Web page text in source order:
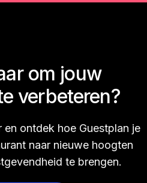
om jouw
verbeteren?
ontdek hoe Guestplan je
naar nieuwe hoogten
te brengen.